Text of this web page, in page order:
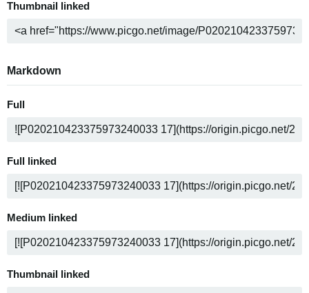
Thumbnail linked
Markdown
Full
Full linked
Medium linked
Thumbnail linked